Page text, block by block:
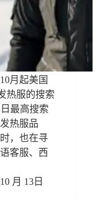
月起美国
热服的搜索
最高搜索
热服品
，也在寻
客服、西
月 13日